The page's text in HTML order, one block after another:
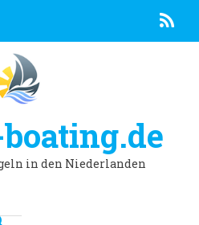
in den Niederlanden